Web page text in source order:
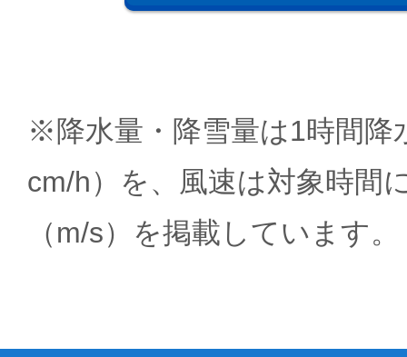
※降水量・降雪量は1時間降
cm/h）を、風速は対象時間
（m/s）を掲載しています。